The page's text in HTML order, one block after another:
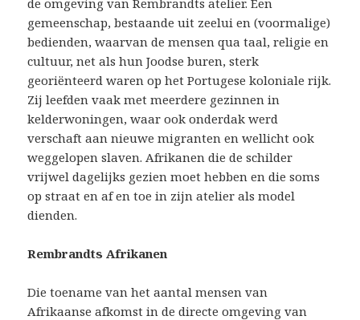
gemeenschap, bestaande uit zeelui en (voormalige)
bedienden, waarvan de mensen qua taal, religie en
cultuur, net als hun Joodse buren, sterk
georiënteerd waren op het Portugese koloniale rijk.
Zij leefden vaak met meerdere gezinnen in
kelderwoningen, waar ook onderdak werd
verschaft aan nieuwe migranten en wellicht ook
weggelopen slaven. Afrikanen die de schilder
vrijwel dagelijks gezien moet hebben en die soms
op straat en af en toe in zijn atelier als model
dienden.
Rembrandts Afrikanen
Die toename van het aantal mensen van
Afrikaanse afkomst in de directe omgeving van